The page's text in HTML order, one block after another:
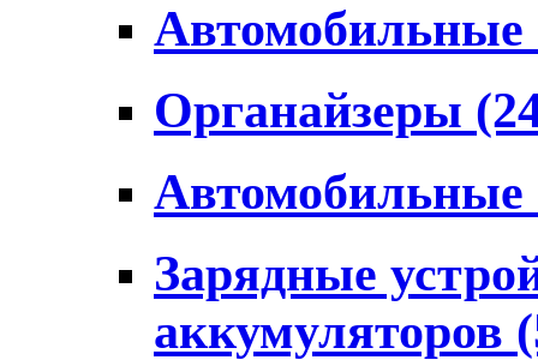
Органайзеры
Зарядные
аккумуляторов